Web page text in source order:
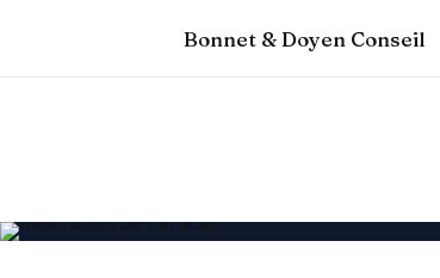
Bonnet & Doyen Conseil